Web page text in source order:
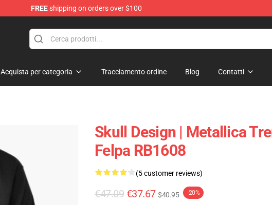
FREEshipping on orders over $100
Acquista per categoria Tracciamento ordine Blog Contatti
Skull Design | Metallica
Felpa RB1608
(5 customer reviews)
€47.09 €37.67 $40.95 -20%